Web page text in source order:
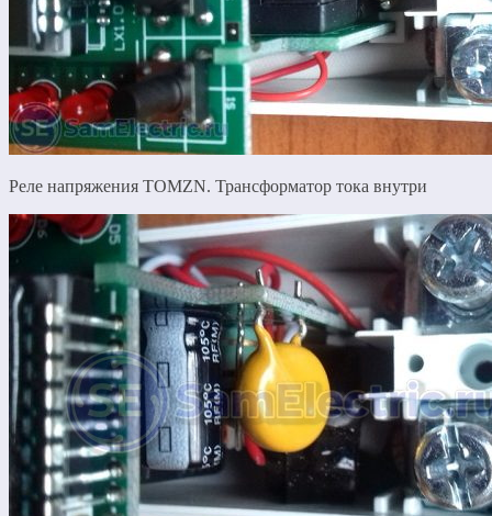
Реле напряжения TOMZN. Трансформатор тока внутри